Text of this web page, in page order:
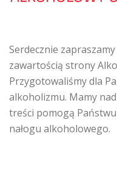
Serdecznie
zawartością strony
Przygotowaliśmy dla
alkoholizmu. Mamy
treści pomogą
nałogu alkoholowego.